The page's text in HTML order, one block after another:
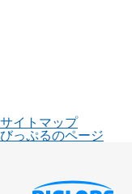
サイトマップ
びっぷるのページ